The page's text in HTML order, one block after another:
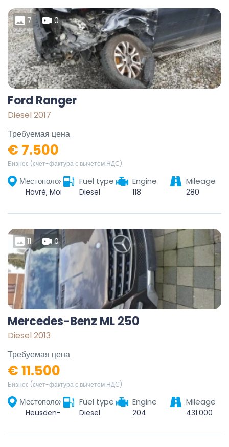
7 0
Ford Ranger
Diesel 2017
Требуемая цена
€ 7.500
Бизнес (счет-фактура с вычетом НДС)
МестоположениеFuel type
Diesel
Engine
118
Mileage
280
11 0
Mercedes-Benz ML 250
Diesel 2013
Требуемая цена
€ 11.500
Бизнес (счет-фактура с вычетом НДС)
МестоположениеFuel type
Diesel
Engine
204
Mileage
431.000